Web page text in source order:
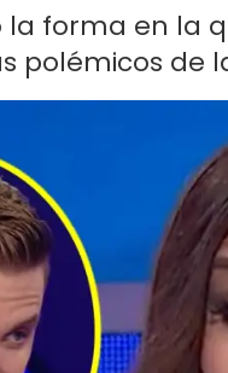
forma en la
polémicos de